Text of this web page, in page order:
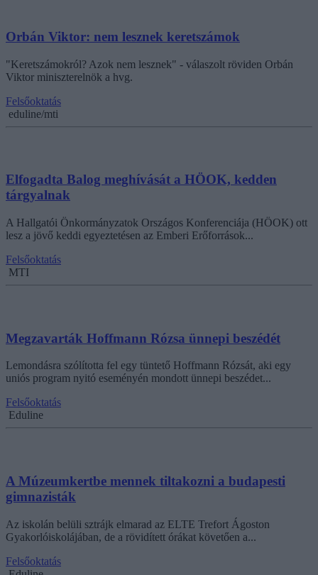
Orbán Viktor: nem lesznek keretszámok
"Keretszámokról? Azok nem lesznek" - válaszolt röviden Orbán
Viktor miniszterelnök a hvg.
Felsőoktatás
eduline/mti
Elfogadta Balog meghívását a HÖOK, kedden
tárgyalnak
A Hallgatói Önkormányzatok Országos Konferenciája (HÖOK) ott
lesz a jövő keddi egyeztetésen az Emberi Erőforrások...
Felsőoktatás
MTI
Megzavarták Hoffmann Rózsa ünnepi beszédét
Lemondásra szólította fel egy tüntető Hoffmann Rózsát, aki egy
uniós program nyitó eseményén mondott ünnepi beszédet...
Felsőoktatás
Eduline
A Múzeumkertbe mennek tiltakozni a budapesti
gimnazisták
Az iskolán belüli sztrájk elmarad az ELTE Trefort Ágoston
Gyakorlóiskolájában, de a rövidített órákat követően a...
Felsőoktatás